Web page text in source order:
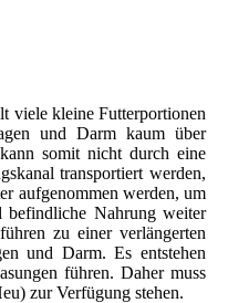
viele kleine Futterportionen
und Darm kaum über
somit nicht durch eine
transportiert werden,
aufgenommen werden, um
befindliche Nahrung weiter
zu einer verlängerten
und Darm. Es entstehen
führen. Daher muss
zur Verfügung stehen.